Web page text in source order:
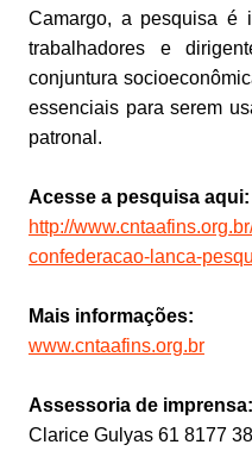
Camargo, a pesquisa é
trabalhadores e
conjuntura
essenciais para serem
patronal.
Acesse a pesquisa aqui:
http://
confederacao-lanca-
Mais informações:
www.cntaafins.org.br
Assessoria de imprensa:
Clarice Gulyas 61 8177